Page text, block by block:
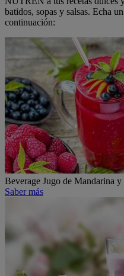
batidos, sopas y salsas. Echa
continuación:
Beverage Jugo de Mandarina
Saber más